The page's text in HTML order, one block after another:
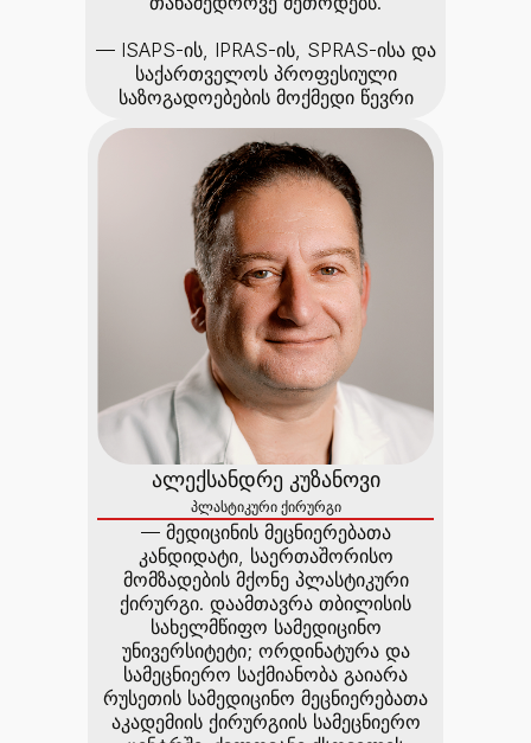
— ISAPS-ის, IPRAS-ის, SPRAS-ისა და
საქართველოს პროფესიული
საზოგადოებების მოქმედი წევრი
ალექსანდრე კუზანოვი
პლასტიკური ქირურგი
— მედიცინის მეცნიერებათა
კანდიდატი, საერთაშორისო
მომზადების მქონე პლასტიკური
ქირურგი. დაამთავრა თბილისის
სახელმწიფო სამედიცინო
უნივერსიტეტი; ორდინატურა და
სამეცნიერო საქმიანობა გაიარა
რუსეთის სამედიცინო მეცნიერებათა
აკადემიის ქირურგიის სამეცნიერო